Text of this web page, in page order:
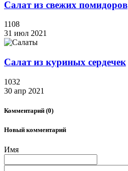
Салат из свежих помидоров
1108
31 июл 2021
Салат из куриных сердечек
1032
30 апр 2021
Комментарий (0)
Новый комментарий
Имя